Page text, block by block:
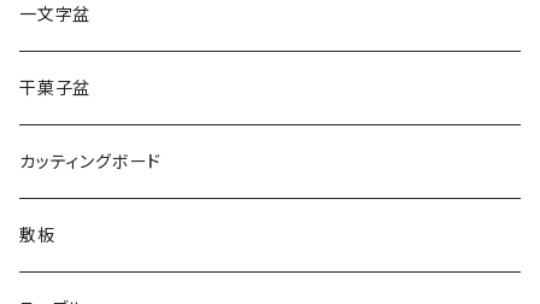
一文字盆
干菓子盆
カッティングボード
敷板